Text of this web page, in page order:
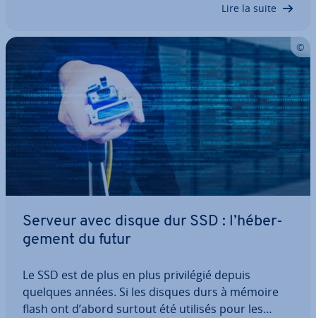
Lire la suite
Serveur avec disque dur SSD : l’hé­ber­
ge­ment du futur
Le SSD est de plus en plus pri­vi­lé­gié depuis
quelques années. Si les disques durs à mémoire
flash ont d’abord surtout été utilisés pour les